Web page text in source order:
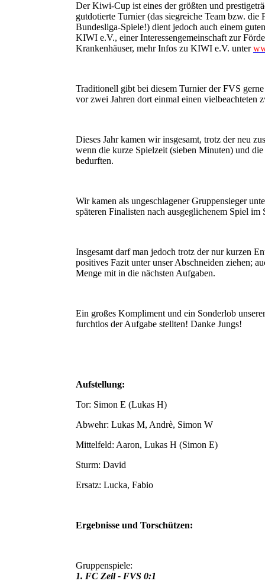
Der Kiwi-Cup ist eines der größten und
gutdotierte Turnier (das siegreiche Team bzw.
Bundesliga-Spiele!) dient jedoch auch einem
KIWI e.V., einer Interessengemeinschaft zur
Krankenhäuser, mehr Infos zu KIWI e.V. unter
Traditionell gibt bei diesem Turnier der FVS
vor zwei Jahren dort einmal einen vielbeachteten
Dieses Jahr kamen wir insgesamt, trotz der neu
wenn die kurze Spielzeit (sieben Minuten) und
bedurften.
Wir kamen als ungeschlagener Gruppensieger
späteren Finalisten nach ausgeglichenem Spiel im
Insgesamt darf man jedoch trotz der nur kurzen
positives Fazit unter unser Abschneiden ziehen;
Menge mit in die nächsten Aufgaben.
Ein großes Kompliment und ein Sonderlob
furchtlos der Aufgabe stellten! Danke Jungs!
Aufstellung:
Tor: Simon E (Lukas H)
Abwehr: Lukas M, Andrè, Simon W
Mittelfeld: Aaron, Lukas H (Simon E)
Sturm: David
Ersatz: Lucka, Fabio
Ergebnisse und Torschützen:
Gruppenspiele:
1. FC Zeil - FVS 0:1